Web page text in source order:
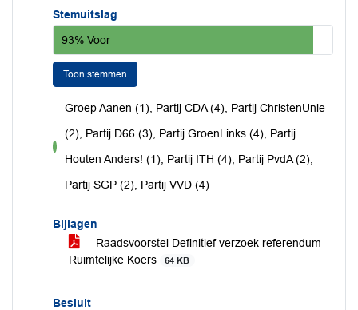
Stemuitslag
93% Voor
Toon stemmen
voor
Groep Aanen (1), Partij CDA (4), Partij ChristenUnie
(2), Partij D66 (3), Partij GroenLinks (4), Partij
Houten Anders! (1), Partij ITH (4), Partij PvdA (2),
Partij SGP (2), Partij VVD (4)
Bijlagen
Raadsvoorstel Definitief verzoek referendum
Ruimtelijke Koers
64 KB
Besluit